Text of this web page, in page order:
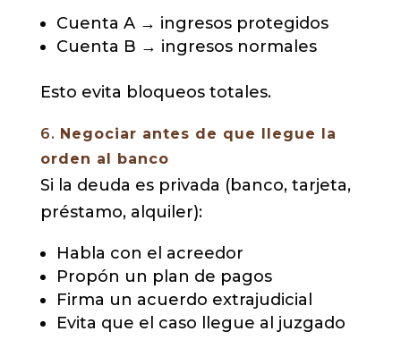
Cuenta A → ingresos protegidos
Cuenta B → ingresos normales
Esto evita bloqueos totales.
6. Negociar antes de que llegue la
orden al banco
Si la deuda es privada (banco, tarjeta,
préstamo, alquiler):
Habla con el acreedor
Propón un plan de pagos
Firma un acuerdo extrajudicial
Evita que el caso llegue al juzgado